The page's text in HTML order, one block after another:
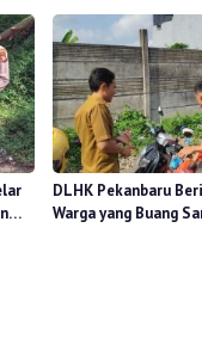
Rumbai
DLHK Pekanbaru
Warga yang Buang